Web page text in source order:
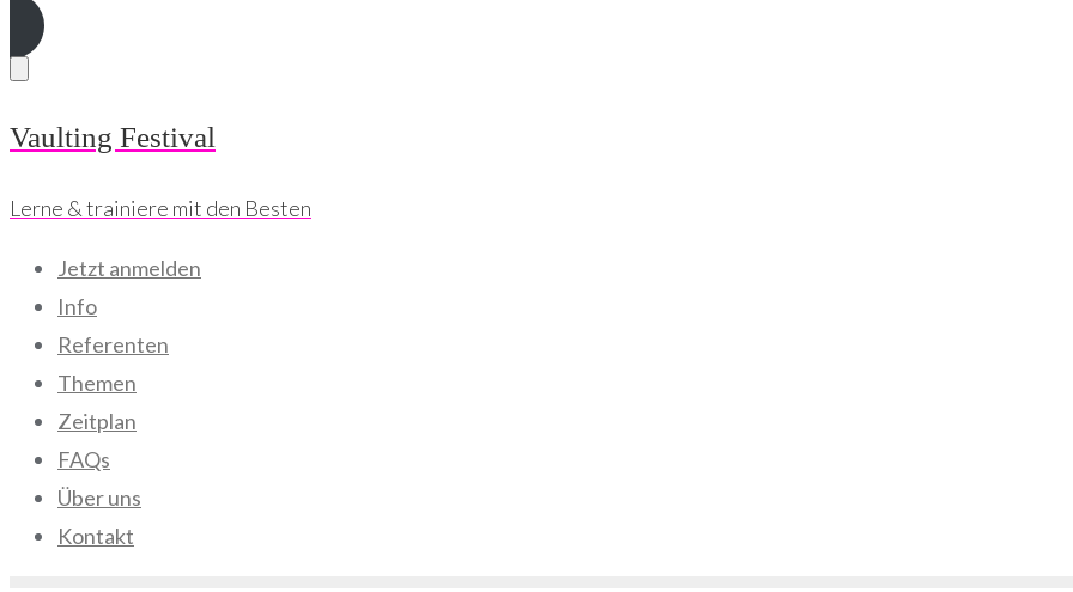
Skip
content
Vaulting Festival
Lerne & trainiere mit den Besten
Jetzt anmelden
Info
Referenten
Themen
Zeitplan
FAQs
Über uns
Kontakt